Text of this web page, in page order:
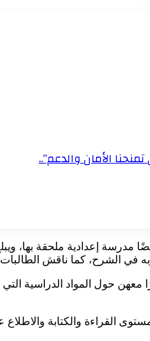
الأمان والدعم”..
في الشرح، كما ناقش
معهن حول المواد الدراسية
القراءة والكتابة